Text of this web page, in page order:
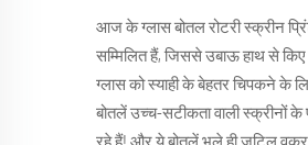
आज के ग्लास बोतल रोटरी स्क्रीन
सम्मिलित हैं, जिससे उबाऊ हाथ से
ग्लास को स्याही के बेहतर चिपकने के
बोतलें उच्च-सटीकता वाली स्क्रीनों के